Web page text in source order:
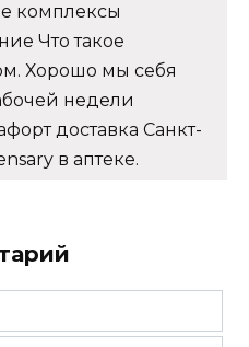
комплексы
Что такое
Хорошо мы себя
недели
доставка Санкт-
в аптеке.